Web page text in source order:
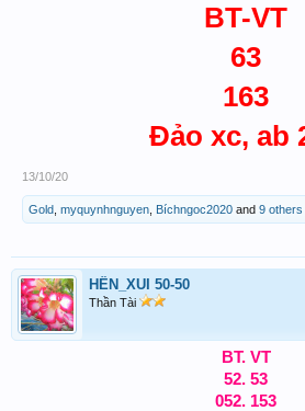
BT-VT
63
163
Đảo xc, ab
13/10/20
Gold myquynhnguyen Bíchngoc2020 and 9 others
HÊN_XUI 50-50
Thần Tài
BT. VT
52. 53
052. 153